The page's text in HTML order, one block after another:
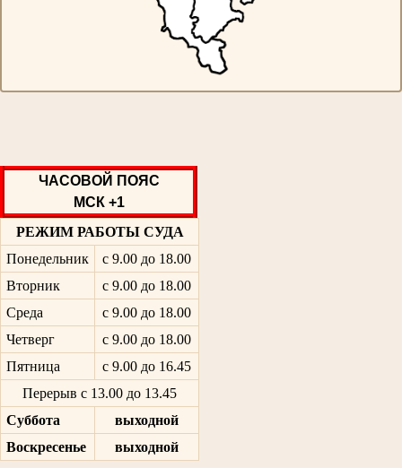
ЧАСОВОЙ ПОЯС
МСК +1
РЕЖИМ РАБОТЫ СУДА
Понедельник
с 9.00 до 18.00
Вторник
с 9.00 до 18.00
Среда
с 9.00 до 18.00
Четверг
с 9.00 до 18.00
Пятница
с 9.00 до 16.45
Перерыв с 13.00 до 13.45
Суббота
выходной
Воскресенье
выходной